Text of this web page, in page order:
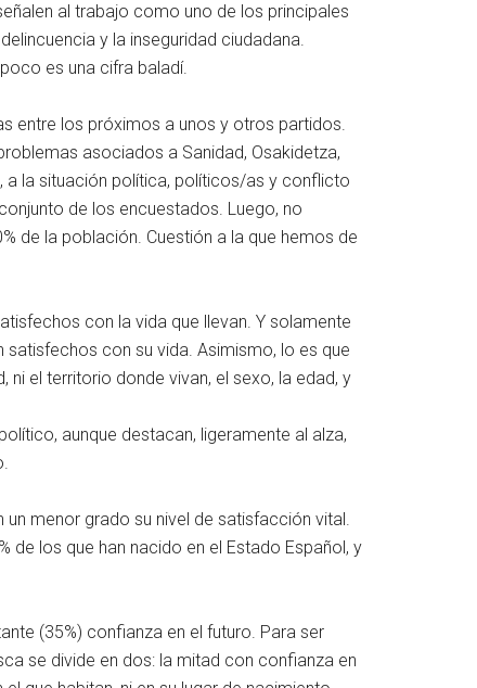
al trabajo como uno de los principales
y la inseguridad ciudadana.
es una cifra baladí.
entre los próximos a unos y otros partidos.
asociados a Sanidad, Osakidetza,
a la situación política, políticos/as y conflicto
de los encuestados. Luego, no
de la población. Cuestión a la que hemos de
con la vida que llevan. Y solamente
con su vida. Asimismo, lo es que
el territorio donde vivan, el sexo, la edad, y
aunque destacan, ligeramente al alza,
menor grado su nivel de satisfacción vital.
de los que han nacido en el Estado Español, y
(35%) confianza en el futuro. Para ser
se divide en dos: la mitad con confianza en